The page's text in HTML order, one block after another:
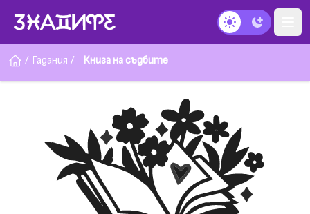
Тъмен режим
/ Гадания / Книга на съдбите